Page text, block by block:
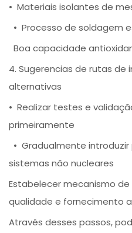
• Materiais isolantes de
• Processo de soldagem
Boa capacidade
4. Sugerencias de rutas de
alternativas
• Realizar testes e
primeiramente
• Gradualmente
sistemas não nucleares
Estabelecer mecanismo
qualidade e fornecimento
Através desses passos,